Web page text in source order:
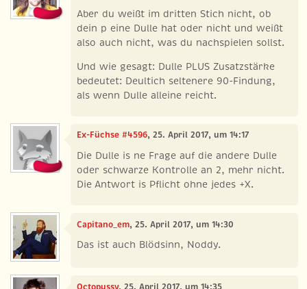
Aber du weißt im dritten Stich nicht, ob
dein p eine Dulle hat oder nicht und weißt
also auch nicht, was du nachspielen sollst.
Und wie gesagt: Dulle PLUS Zusatzstärke
bedeutet: Deultich seltenere 90-Findung,
als wenn Dulle alleine reicht.
Ex-Füchse #4596, 25. April 2017, um 14:17
Die Dulle is ne Frage auf die andere Dulle
oder schwarze Kontrolle an 2, mehr nicht.
Die Antwort is Pflicht ohne jedes +X.
Capitano_em, 25. April 2017, um 14:30
Das ist auch Blödsinn, Noddy.
Octopussy, 25. April 2017, um 14:35